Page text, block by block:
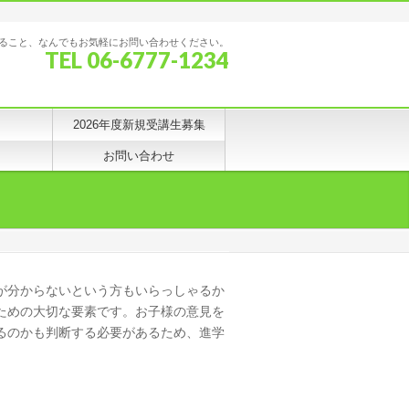
こと、なんでもお気軽にお問い合わせください。
TEL 06-6777-1234
2026年度新規受講生募集
お問い合わせ
分からないという方もいらっしゃるか
めの大切な要素です。お子様の意見を
かも判断する必要があるため、進学